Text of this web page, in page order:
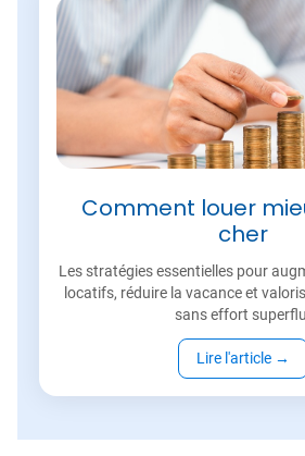
Comment louer
cher
Les stratégies essentielles pour
locatifs, réduire la vacance et
sans effort
Lire l'article →